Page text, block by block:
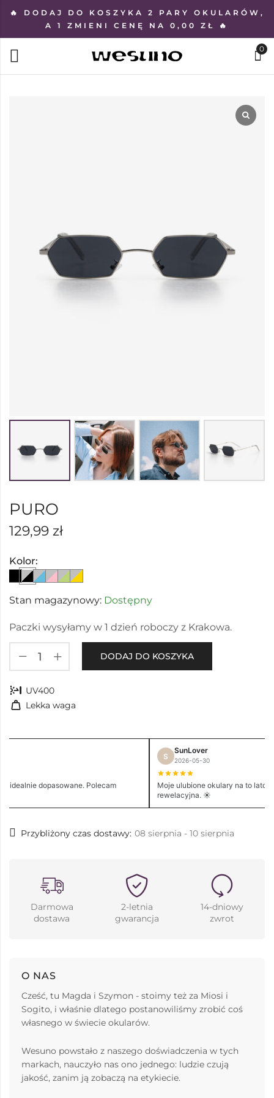
🔥 DODAJ DO KOSZYKA 2 PARY OKULARÓW,
A 1 ZMIENI CENĘ NA 0,00 ZŁ 🔥
0
PURO
129,99 zł
Kolor:
Stan magazynowy: Dostępny
Paczki wysyłamy w 1 dzień roboczy z Krakowa.
DODAJ DO KOSZYKA
nest_sunblock UV400
weight Lekka waga
i idealnie dopasowane. Polecam
S
SunLover
2026-05-30
Moje ulubione okulary na to lato.
rewelacyjna. ☀️
Przybliżony czas dostawy: 08 sierpnia - 10 sierpnia
Darmowa
dostawa
2-letnia
gwarancja
14-dniowy
zwrot
O NAS
Cześć, tu Magda i Szymon - stoimy też za Miosi i
Sogito, i właśnie dlatego postanowiliśmy zrobić coś
własnego w świecie okularów.
Wesuno powstało z naszego doświadczenia w tych
markach, nauczyło nas ono jednego: ludzie czują
jakość, zanim ją zobaczą na etykiecie.